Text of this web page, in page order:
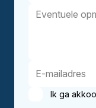
Ik ga